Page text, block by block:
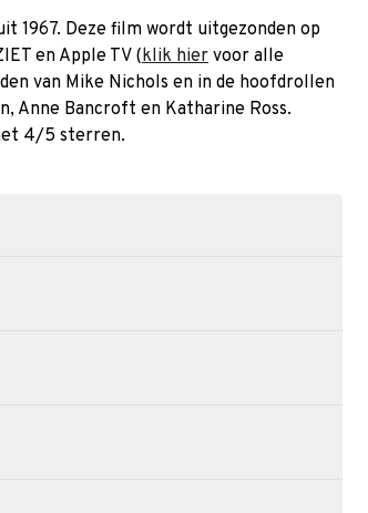
1967. Deze film wordt uitgezonden op
en Apple TV (klik hier voor alle
van Mike Nichols en in de hoofdrollen
Anne Bancroft en Katharine Ross.
4/5 sterren.